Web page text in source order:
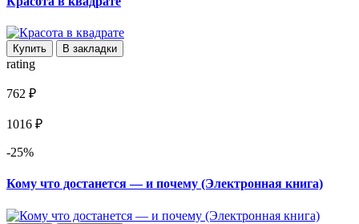
Купить В закладки
rating
762 ₽
1016 ₽
-25%
Кому что достанется — и почему (Электронная книга)